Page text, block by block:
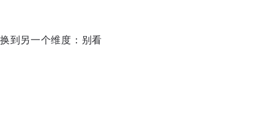
到另一个维度：别看